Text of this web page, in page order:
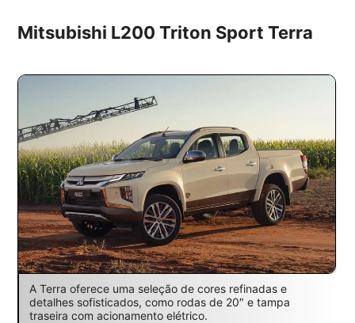
Mitsubishi L200 Triton Sport Terra
A Terra oferece uma seleção de cores refinadas e
detalhes sofisticados, como rodas de 20″ e tampa
traseira com acionamento elétrico.